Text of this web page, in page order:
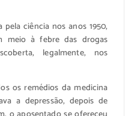
ciência nos anos 1950,
meio à febre das drogas
legalmente, nos
os remédios da medicina
a depressão, depois de